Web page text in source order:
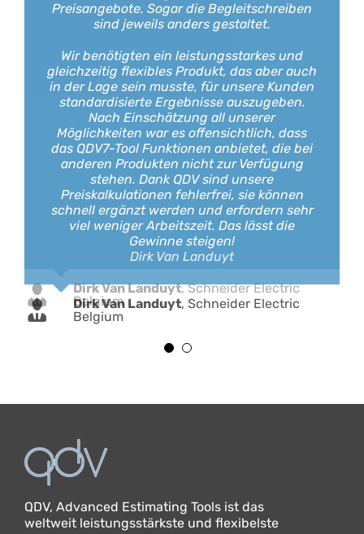
Preisangebote. Sogar die Begleitschreiben
sind jeweils anders gestaltet.
Wir benötigten ein leistungsstarkes und
gleichzeitig flexibles Produkt, das aber auch
in der Lage sein musste, für unsere Kunden
standardisierte Ergebnisse auszugeben.
Nach Einschätzung all unserer
Möglichkeiten war es offensichtlich, dass
das QDV7-Tool Funktionen anbietet, die bei
anderen Produkten nicht zur Verfügung
stehen. Dank QDV sind unsere
Preiskalkulationen fehlerfrei, sie können
schnell ergänzt werden und erfordern sehr
viel weniger Arbeitszeit. Das lässt die
Gewinne steigen!
Dirk Van Landuyt
Dirk Van Landuyt, Schneider Electric
Belgium
Preisangebote. Sogar die Begleitschreiben
sind jeweils anders gestaltet.
Wir benötigten ein leistungsstarkes und
gleichzeitig flexibles Produkt, das aber auch
in der Lage sein musste, für unsere Kunden
standardisierte Ergebnisse auszugeben.
Nach Einschätzung all unserer
Möglichkeiten war es offensichtlich, dass
das QDV7-Tool Funktionen anbietet, die bei
anderen Produkten nicht zur Verfügung
stehen. Dank QDV sind unsere
Preiskalkulationen fehlerfrei, sie können
schnell ergänzt werden und erfordern sehr
viel weniger Arbeitszeit. Das lässt die
Gewinne steigen!
Dirk Van Landuyt,Schneider Electric
Belgium
QDV, Advanced Estimating Tools ist das
weltweit leistungsstärkste und flexibelste